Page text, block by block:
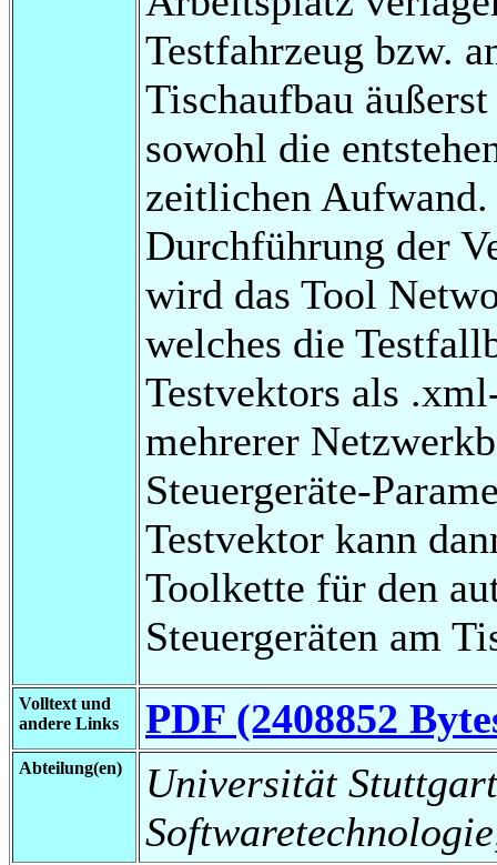
Testfahrzeug bzw.
Tischaufbau
sowohl die
zeitlichen
Durchführung der
wird das Tool
welches die
Testvektors als
mehrerer
Steuergeräte-
Testvektor kann
Toolkette für den
Steuergeräten am
Volltext und
andere Links
PDF (2408852
Abteilung(en)
Universität